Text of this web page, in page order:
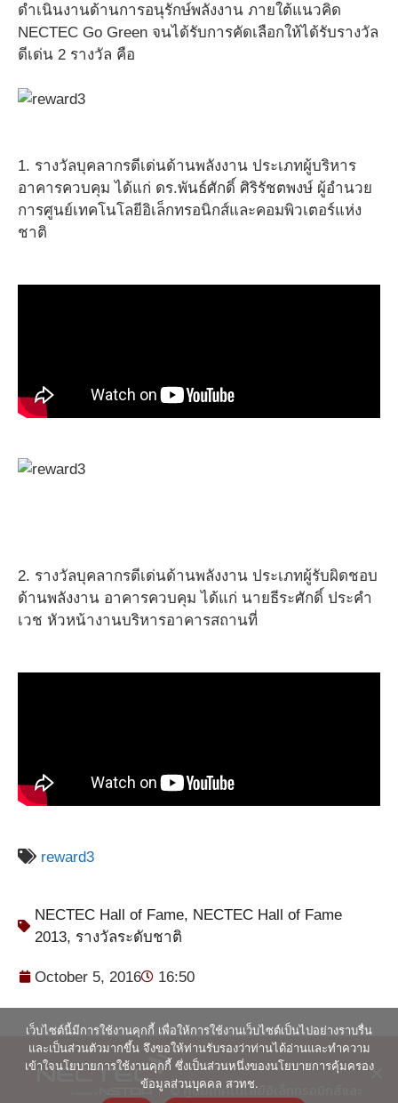
ดำเนินงานด้านการอนุรักษ์พลังงาน ภายใต้แนวคิด
NECTEC Go Green จนได้รับการคัดเลือกให้ได้รับรางวัล
ดีเด่น 2 รางวัล คือ
1. รางวัลบุคลากรดีเด่นด้านพลังงาน ประเภทผู้บริหาร
อาคารควบคุม ได้แก่ ดร.พันธ์ศักดิ์ ศิริรัชตพงษ์ ผู้อำนวย
การศูนย์เทคโนโลยีอิเล็กทรอนิกส์และคอมพิวเตอร์แห่ง
ชาติ
2. รางวัลบุคลากรดีเด่นด้านพลังงาน ประเภทผู้รับผิดชอบ
ด้านพลังงาน อาคารควบคุม ได้แก่ นายธีระศักดิ์ ประคำ
เวช หัวหน้างานบริหารอาคารสถานที่
reward3
NECTEC Hall of Fame, NECTEC Hall of Fame
2013, รางวัลระดับชาติ
October 5, 2016 16:50
© ศูนย์เทคโนโลยีอิเล็กทรอนิกส์และ
เว็บไซต์นี้มีการใช้งานคุกกี้ เพื่อให้การใช้งานเว็บไซต์เป็นไปอย่างราบรื่น
และเป็นส่วนตัวมากขึ้น จึงขอให้ท่านรับรองว่าท่านได้อ่านและทำความ
เข้าใจนโยบายการใช้งานคุกกี้ ซึ่งเป็นส่วนหนึ่งของนโยบายการคุ้มครอง
ข้อมูลส่วนบุคคล สวทช.